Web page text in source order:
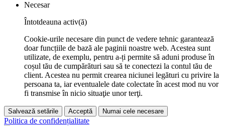
Necesar
Întotdeauna activ(ă)
Cookie-urile necesare din punct de vedere tehnic garantează
doar funcțiile de bază ale paginii noastre web. Acestea sunt
utilizate, de exemplu, pentru a-ți permite să aduni produse în
coșul tău de cumpărături sau să te conectezi la contul tău de
client. Acestea nu permit crearea niciunei legături cu privire la
persoana ta, iar eventualele date colectate în acest mod nu vor
fi transmise în nicio situaţie unor terţi.
Salvează setările Acceptă Numai cele necesare
Politica de confidențialitate